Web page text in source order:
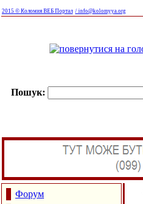
2015 © Коломия ВЕБ Портал / info@kolomyya.org
Пошук:
Форум